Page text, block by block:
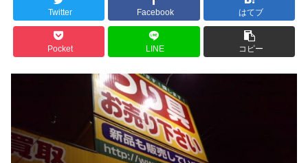
Twitter Facebook はてブ
Pocket LINE コピー